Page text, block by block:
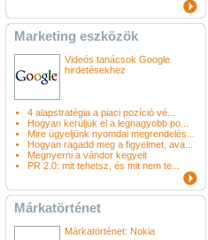
Marketing eszközök
Videós tanácsok Google
hirdetésekhez
4 alapstratégia a piaci pozíció vé...
Hogyan kerüljük el a legnagyobb po...
Mire ügyeljünk nyomdai megrendelés...
Hogyan ragadd meg a figyelmet, ava...
Megnyerni a vándor kegyeit
PR 2.0: mit tehetsz, és mit nem te...
Márkatörténet
Márkatörténet: Nokia